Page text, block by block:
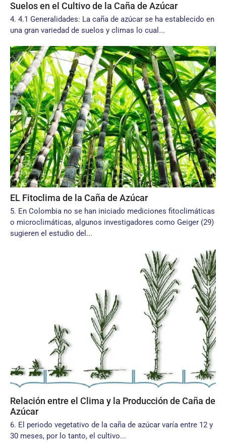
Suelos en el Cultivo de la Caña de Azúcar
4. 4.1 Generalidades: La caña de azúcar se ha establecido en
una gran variedad de suelos y climas lo cual...
EL Fitoclima de la Caña de Azúcar
5. En Colombia no se han iniciado mediciones fitoclimáticas
o microclimáticas, algunos investigadores como Geiger (29)
sugieren el estudio del...
Relación entre el Clima y la Producción de Caña de
Azúcar
6. El periodo vegetativo de la caña de azúcar varía entre 12 y
30 meses, por lo tanto, el cultivo...